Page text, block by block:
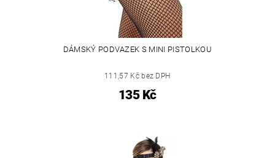
DÁMSKÝ PODVAZEK S MINI PISTOLKOU
111,57 Kč bez DPH
135 Kč